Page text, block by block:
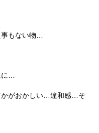
もない物…
…
がおかしい…違和感…そ